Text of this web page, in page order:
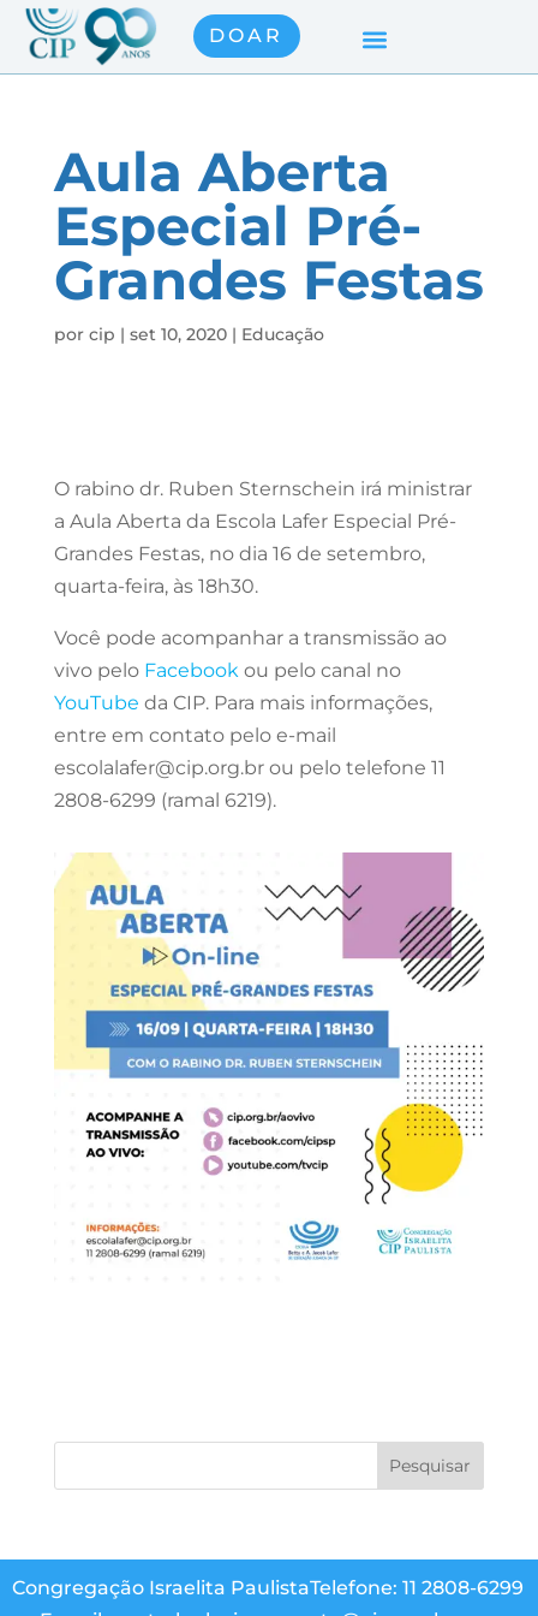
DOAR
Aula Aberta
Especial Pré-
Grandes Festas
por cip | set 10, 2020| Educação
O rabino dr. Ruben Sternschein irá ministrar
a Aula Aberta da Escola Lafer Especial Pré-
Grandes Festas, no dia 16 de setembro,
quarta-feira, às 18h30.
Você pode acompanhar a transmissão ao
vivo pelo Facebook ou pelo canal no
YouTube da CIP. Para mais informações,
entre em contato pelo e-mail
escolalafer@cip.org.br ou pelo telefone 11
2808-6299 (ramal 6219).
Congregação Israelita PaulistaTelefone: 11 2808-6299